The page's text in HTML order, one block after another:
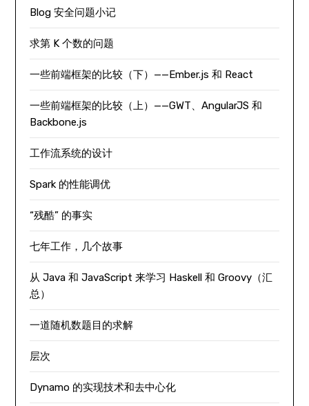
Blog 安全问题小记
求第 K 个数的问题
一些前端框架的比较（下）——Ember.js 和 React
一些前端框架的比较（上）——GWT、AngularJS 和
Backbone.js
工作流系统的设计
Spark 的性能调优
“残酷” 的事实
七年工作，几个故事
从 Java 和 JavaScript 来学习 Haskell 和 Groovy（汇
总）
一道随机数题目的求解
层次
Dynamo 的实现技术和去中心化